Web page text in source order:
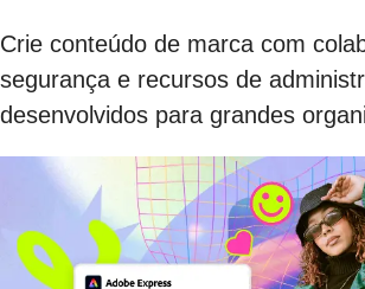
Crie conteúdo de marca com
segurança e recursos de
desenvolvidos para grandes